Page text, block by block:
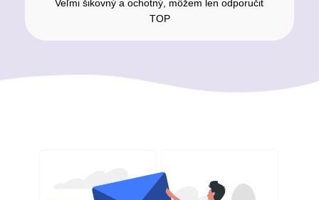
Veľmi šikovný a ochotný, môžem len odporučiť
TOP